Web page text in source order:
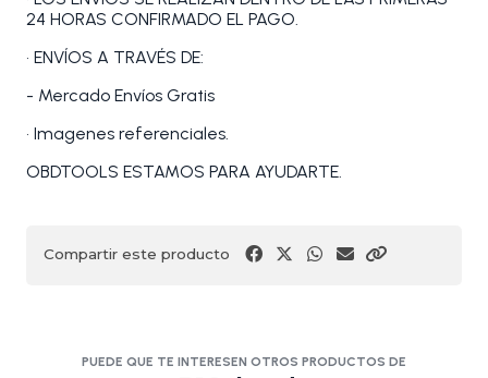
24 HORAS CONFIRMADO EL PAGO.
• ENVÍOS A TRAVÉS DE:
- Mercado Envíos Gratis
• Imagenes referenciales.
OBDTOOLS ESTAMOS PARA AYUDARTE.
Compartir este producto
PUEDE QUE TE INTERESEN OTROS PRODUCTOS DE